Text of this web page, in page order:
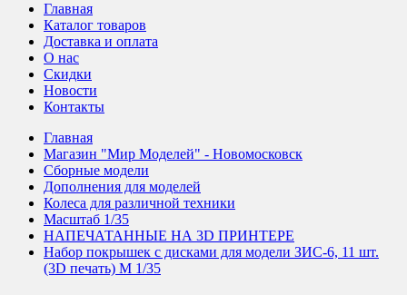
Главная
Каталог товаров
Доставка и оплата
О нас
Скидки
Новости
Контакты
Главная
Магазин "Мир Моделей" - Новомосковск
Сборные модели
Дополнения для моделей
Колеса для различной техники
Масштаб 1/35
НАПЕЧАТАННЫЕ НА 3D ПРИНТЕРЕ
Набор покрышек с дисками для модели ЗИС-6, 11 шт.
(3D печать) М 1/35